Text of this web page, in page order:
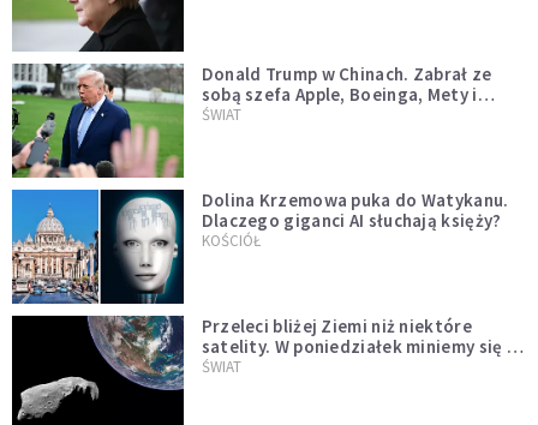
Donald Trump w Chinach. Zabrał ze
sobą szefa Apple, Boeinga, Mety i
Muska
ŚWIAT
Dolina Krzemowa puka do Watykanu.
Dlaczego giganci AI słuchają księży?
KOŚCIÓŁ
Przeleci bliżej Ziemi niż niektóre
satelity. W poniedziałek miniemy się z
asteroidą, która poprzedzi znacznie
ŚWIAT